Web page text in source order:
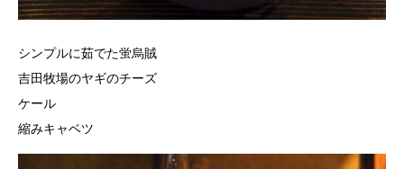
シンプルに茹でた蛍烏賊
吉田牧場のヤギのチーズ
ケール
縮みキャベツ